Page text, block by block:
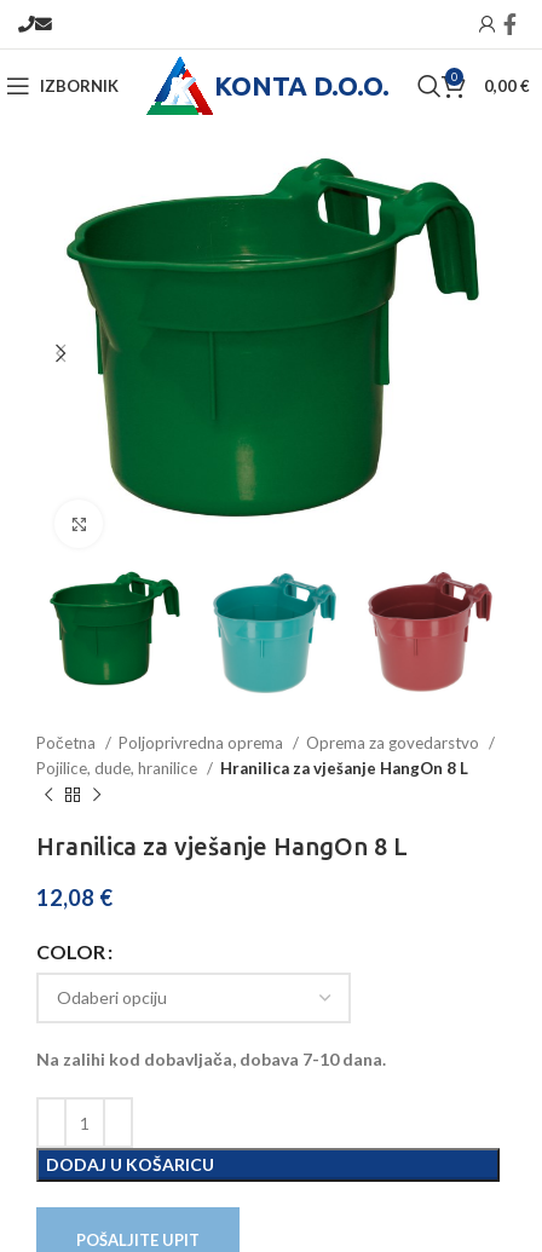
IZBORNIK KONTA D.O.O. 0 0,00€
Početna Poljoprivredna oprema
Oprema za govedarstvo
Pojilice, dude, hranilice
Hranilica za vješanje HangOn 8 L
Hranilica za vješanje HangOn 8 L
12,08 €
COLOR
Na zalihi kod dobavljača, dobava 7-10 dana.
DODAJ U KOŠARICU
POŠALJITE UPIT